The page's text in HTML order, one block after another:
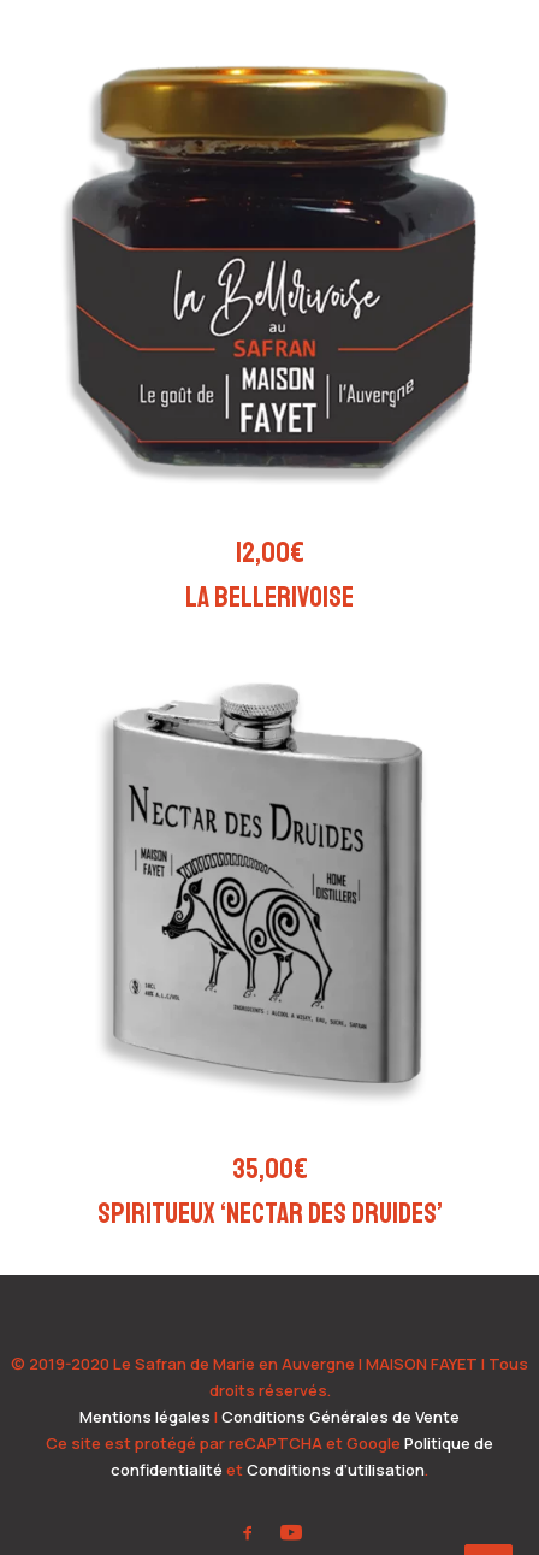
AJOUTER AU PANIER
12,00€
La Bellerivoise
AJOUTER AU PANIER
35,00€
Spiritueux ‘Nectar des Druides’
© 2019-2020 Le Safran de Marie en Auvergne | MAISON FAYET | Tous
droits réservés.
Mentions légales | Conditions Générales de Vente
Ce site est protégé par reCAPTCHA et Google Politique de
confidentialité etConditions d’utilisation.